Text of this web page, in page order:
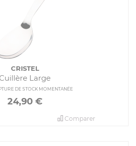
CRISTEL
Large
DE STOCK MOMENTANÉE
24,90€
Comparer